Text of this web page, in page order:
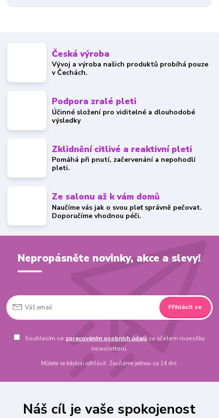
Česká výroba
Vývoj a výroba našich produktů probíhá pouze
v Čechách.
Podpora zralé pleti
Účinné složení pro viditelné a dlouhodobé
výsledky
Zklidnění citlivé a reaktivní pleti
Pomáhá při pnutí, začervenání a nepohodlí
pleti.
Ze salonu až k vám domů
Naučíme vás jak o svou pleť správně pečovat.
Doporučíme vhodnou péči.
Nepropásněte novinky, akce a slevy!
Přihlásit se
Souhlasím se zpracováním osobních údajů za účelem rozesílky
newsletteru.
Můžete se kdykoli odhlásit. Zasíláme jednou za 14 dní.
Náš cíl je vaše spokojenost